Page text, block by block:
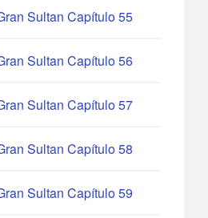
Sultan Capítulo 55
Sultan Capítulo 56
Sultan Capítulo 57
Sultan Capítulo 58
Sultan Capítulo 59